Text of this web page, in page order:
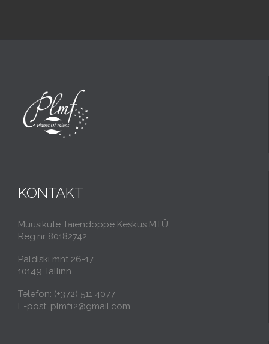
KONTAKT
Muusikute Täiendõppe Keskus MTÜ
Reg.nr 80182742
Paldiski mnt 26-17,
10149 Tallinn
Telefon: (+372) 511 4077
E-post: plmf12@gmail.com